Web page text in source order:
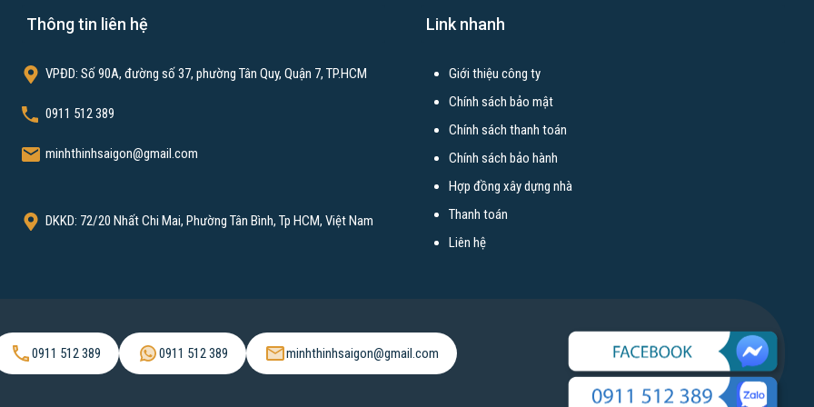
hàng,…
TP HCM
Thông tin liên hệ
VPĐD: Số 90A, đường số 37, phường Tân Quy, Quận 7, TP.HCM
0911 512 389
minhthinhsaigon@gmail.com
DKKD: 72/20 Nhất Chi Mai, Phường Tân Bình, Tp HCM, Việt Nam
Link nhanh
Giới thiệu công ty
Chính sách bảo mật
Chính sách thanh toán
Chính sách bảo hành
Hợp đồng xây dựng nhà
Thanh toán
Liên hệ
0911 512 389 0911 512 389 minhthinhsaigon@gmail.com